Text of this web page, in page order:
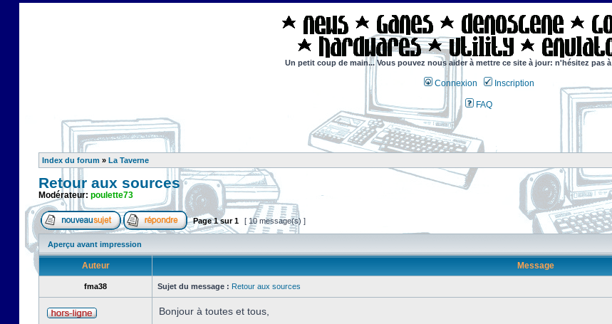
Un petit coup de main... Vous pouvez nous aider à mettre ce site à jour: n'hésitez pas à
Connexion Inscription
FAQ
Index du forum » La Taverne
Retour aux sources
Modérateur: poulette73
Page1sur1 [ 10 message(s) ]
Aperçu avant impression
Auteur Message
fma38 Sujet du message : Retour aux sources
Bonjour à toutes et tous,